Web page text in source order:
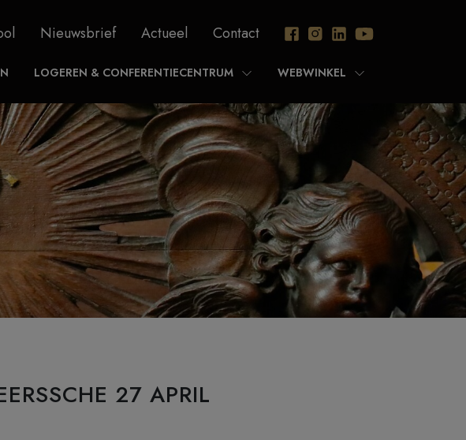
Nieuwsbrief Actueel Contact
LOGEREN & CONFERENTIECENTRUM WEBWINKEL
27 APRIL